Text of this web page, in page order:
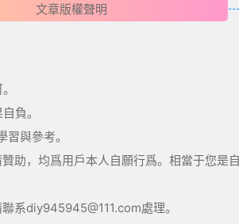
文章版權聲明
負。
與參考。
助，均爲用戶本人自願行爲。相當于您
系diy945945@111.com處理。